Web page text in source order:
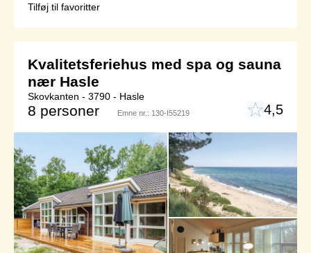
Tilføj til favoritter
Kvalitetsferiehus med spa og sauna
nær Hasle
Skovkanten - 3790 - Hasle
8 personer Emne nr.: 130-I55219 4,5